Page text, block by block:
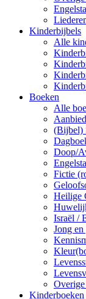
Kinderbijbels
Alle
Boeken
Alle
(Bijbel)
Doop/
Fictie
Heilige
Israël /
Jong
Kinderboeken